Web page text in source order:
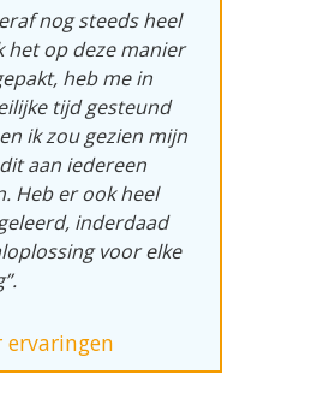
nog steeds heel
het op deze manier
heb me in
tijd gesteund
ik zou gezien mijn
aan iedereen
Heb er ook heel
inderdaad
voor elke
ervaringen